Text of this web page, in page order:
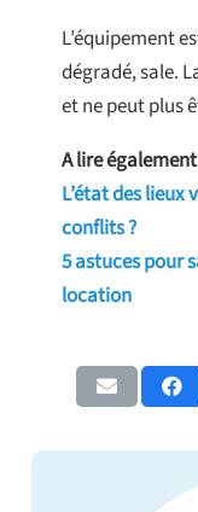
L’équipement
dégradé, sale.
et ne peut plus
A lire également
L’état des
conflits ?
5 astuces pour
location